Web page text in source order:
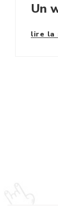
Un
lire la